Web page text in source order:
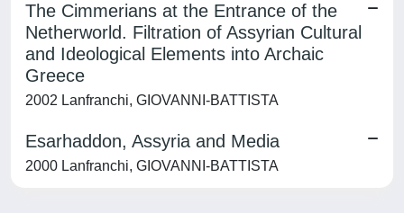
The Cimmerians at the Entrance of the
Netherworld. Filtration of Assyrian Cultural
and Ideological Elements into Archaic
Greece
2002 Lanfranchi, GIOVANNI-BATTISTA
Esarhaddon, Assyria and Media
2000 Lanfranchi, GIOVANNI-BATTISTA